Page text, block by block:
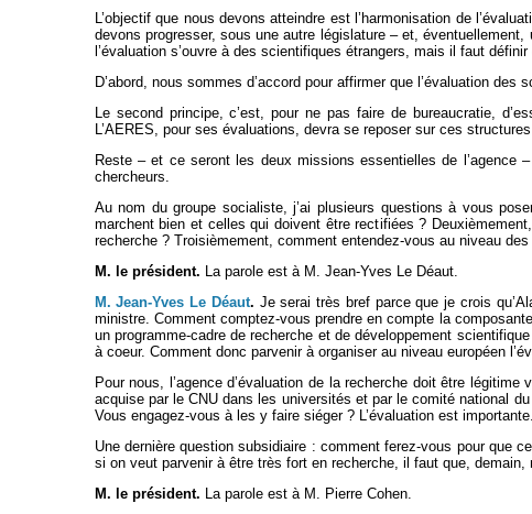
L’objectif que nous devons atteindre est l’harmonisation de
devons progresser, sous une autre législature – et,
l’évaluation s’ouvre à des scientifiques étrangers, mais il faut définir
D’abord, nous sommes d’accord pour affirmer que l’évaluation
Le second principe, c’est, pour ne pas faire de bureaucratie,
L’AERES, pour ses évaluations, devra se reposer sur ces
Reste – et ce seront les deux missions essentielles de l’agence
chercheurs.
Au nom du groupe socialiste, j’ai plusieurs questions à vous
marchent bien et celles qui doivent être rectifiées ?
recherche ? Troisièmement, comment entendez-vous au niveau
M. le président. La parole est à M. Jean-Yves Le Déaut.
M. Jean-Yves Le Déaut. Je serai très bref parce que je crois
ministre. Comment comptez-vous prendre en compte la
un programme-cadre de recherche et de développement
à coeur. Comment donc parvenir à organiser au niveau européen
Pour nous, l’agence d’évaluation de la recherche doit être
acquise par le CNU dans les universités et par le comité national
Vous engagez-vous à les y faire siéger ? L’évaluation est
Une dernière question subsidiaire : comment ferez-vous pour que
si on veut parvenir à être très fort en recherche, il faut que,
M. le président. La parole est à M. Pierre Cohen.